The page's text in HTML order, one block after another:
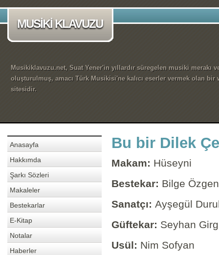
MUSİKİ KLAVUZU
Musikiklavuzu.net, Suat Yener'in yıllardır süregelen musiki merakı
oluşturulmuş, amacı Türk Musikisi'ne kalıcı eserler vermek olan bir
sitesidir.
Anasayfa
Hakkımda
Şarkı Sözleri
Makaleler
Bestekarlar
E-Kitap
Notalar
Haberler
Bu bir Dilek
Makam: Hüseyni
Bestekar: Bilge Özgen
Sanatçı: Ayşegül
Güftekar: Seyhan
Usül: Nim Sofyan